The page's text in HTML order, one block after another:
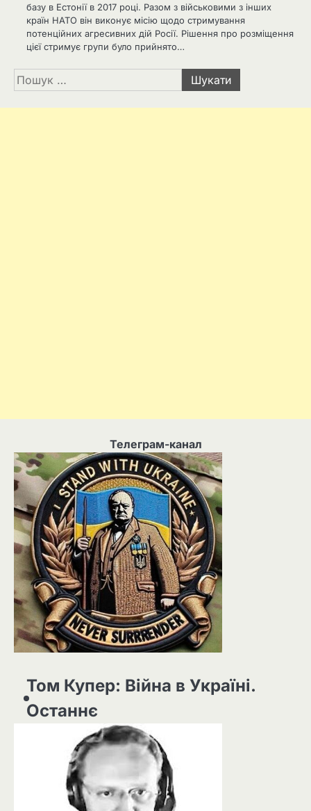
базу в Естонії в 2017 році. Разом з військовими з інших
країн НАТО він виконує місію щодо стримування
потенційних агресивних дій Росії. Рішення про розміщення
цієї стримує групи було прийнято…
Пошук:
Телеграм-канал
Том Купер: Війна в Україні.
Останнє